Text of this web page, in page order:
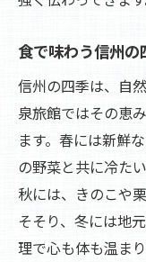
食で味わう信州の
信州の四季は、自
泉旅館ではその恵
ます。春には新鮮
の野菜と共に冷た
秋には、きのこや
そそり、冬には地
理で心も体も温ま